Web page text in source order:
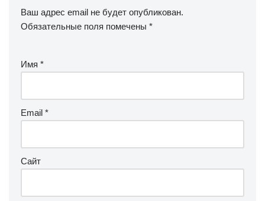
Ваш адрес email не будет опубликован.
Обязательные поля помечены *
Имя *
Email *
Сайт